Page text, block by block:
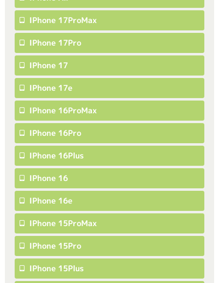
IPhone 17ProMax
IPhone 17Pro
IPhone 17
IPhone 17e
IPhone 16ProMax
IPhone 16Pro
IPhone 16Plus
IPhone 16
IPhone 16e
IPhone 15ProMax
IPhone 15Pro
IPhone 15Plus